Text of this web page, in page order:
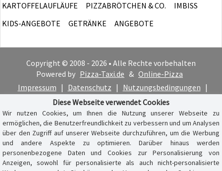
KARTOFFELAUFLÄUFE
PIZZABRÖTCHEN & CO.
IMBISS
KIDS-ANGEBOTE
GETRÄNKE ANGEBOTE
Copyright © 2008 - 2026 • Alle Rechte vorbehalten
Powered by Pizza-Taxi.de & Online-Pizza
Impressum | Datenschutz | Nutzungsbedingungen |
Cookie-Hinweis
Diese Webseite verwendet Cookies
Wir nutzen Cookies, um Ihnen die Nutzung unserer Webseite zu
ermöglichen, die Benutzerfreundlichkeit zu verbessern und um Analysen
über den Zugriff auf unserer Webseite durchzuführen, um die Werbung
und andere Aspekte zu optimieren. Darüber hinaus werden
personenbezogene Daten und Cookies zur Personalisierung von
Anzeigen, sowohl für personalisierte als auch nicht-personalisierte